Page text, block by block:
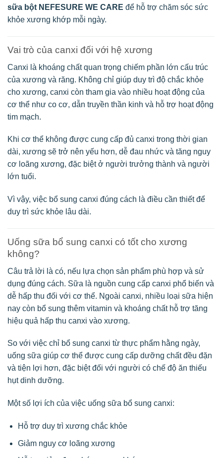
sữa bột NEFESURE WE CARE để hỗ trợ chăm sóc sức
khỏe xương khớp mỗi ngày.
Vai trò của canxi đối với hệ xương
Canxi là khoáng chất quan trọng chiếm phần lớn cấu trúc
của xương và răng. Không chỉ giúp duy trì độ chắc khỏe
cho xương, canxi còn tham gia vào nhiều hoạt động của
cơ thể như co cơ, dẫn truyền thần kinh và hỗ trợ hoạt động
tim mạch.
Khi cơ thể không được cung cấp đủ canxi trong thời gian
dài, xương sẽ trở nên yếu hơn, dễ đau nhức và tăng nguy
cơ loãng xương, đặc biệt ở người trưởng thành và người
lớn tuổi.
Vì vậy, việc bổ sung canxi đúng cách là điều cần thiết để
duy trì sức khỏe lâu dài.
Uống sữa bổ sung canxi có tốt cho xương
không?
Câu trả lời là có, nếu lựa chọn sản phẩm phù hợp và sử
dụng đúng cách. Sữa là nguồn cung cấp canxi phổ biến và
dễ hấp thu đối với cơ thể. Ngoài canxi, nhiều loại sữa hiện
nay còn bổ sung thêm vitamin và khoáng chất hỗ trợ tăng
hiệu quả hấp thu canxi vào xương.
So với việc chỉ bổ sung canxi từ thực phẩm hằng ngày,
uống sữa giúp cơ thể được cung cấp dưỡng chất đều đặn
và tiện lợi hơn, đặc biệt đối với người có chế độ ăn thiếu
hụt dinh dưỡng.
Một số lợi ích của việc uống sữa bổ sung canxi:
Hỗ trợ duy trì xương chắc khỏe
Giảm nguy cơ loãng xương